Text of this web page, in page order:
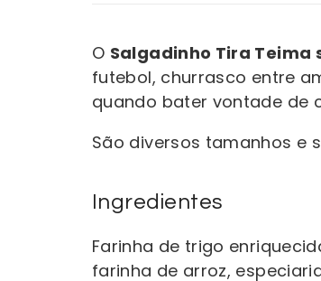
O Salgadinho Tira Teima
futebol, churrasco entre
quando bater vontade de
São diversos tamanhos e
Ingredientes
Farinha de trigo
farinha de arroz,